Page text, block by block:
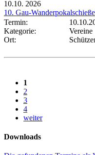
10.10. 2026
10. Gau-
Termin:
Kategorie:
Vereine
Ort:
1
2
3
4
weiter
Downloads